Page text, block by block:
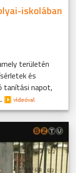
iskolában
területén
és
tanítási napot,